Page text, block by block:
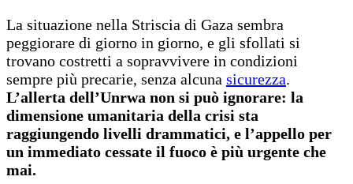
La situazione nella Striscia di Gaza sembra
peggiorare di giorno in giorno, e gli sfollati si
trovano costretti a sopravvivere in condizioni
sempre più precarie, senza alcuna sicurezza.
L’allerta dell’Unrwa non si può ignorare: la
dimensione umanitaria della crisi sta
raggiungendo livelli drammatici, e l’appello per
un immediato cessate il fuoco è più urgente che
mai.